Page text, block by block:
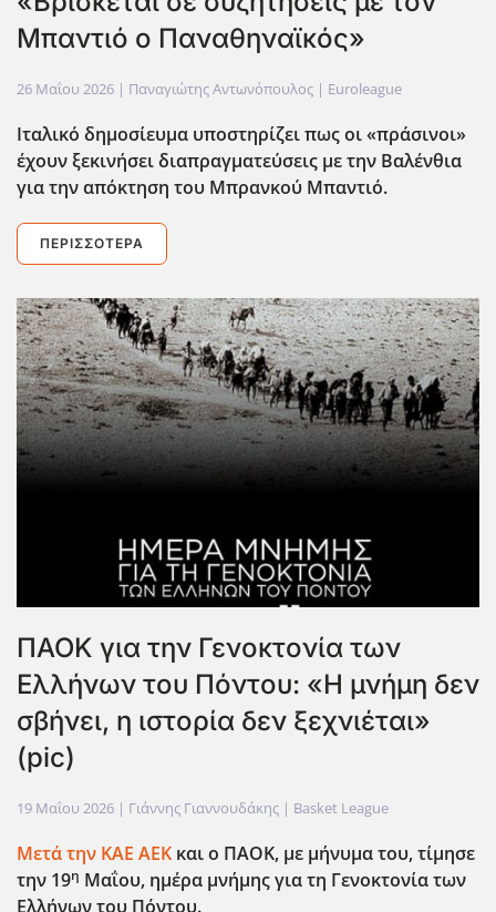
Μπαντιό ο Παναθηναϊκός»
26 Μαΐου 2026 | Παναγιώτης Αντωνόπουλος | Euroleague
Ιταλικό δημοσίευμα υποστηρίζει πως οι «πράσινοι»
έχουν ξεκινήσει διαπραγματεύσεις με την Βαλένθια
για την απόκτηση του Μπρανκού Μπαντιό.
ΠΕΡΙΣΣΌΤΕΡΑ
ΠΑΟΚ για την Γενοκτονία των
Ελλήνων του Πόντου: «Η μνήμη δεν
σβήνει, η ιστορία δεν ξεχνιέται»
(pic)
19 Μαΐου 2026 | Γιάννης Γιαννουδάκης | Basket League
Μετά την ΚΑΕ ΑΕΚ και ο ΠΑΟΚ, με μήνυμα του, τίμησε
την 19η Μαΐου, ημέρα μνήμης για τη Γενοκτονία των
Ελλήνων του Πόντου.